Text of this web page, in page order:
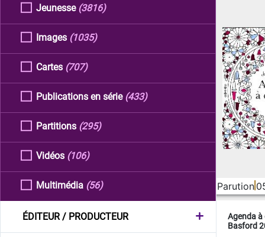
Jeunesse (3816)
Images (1035)
Cartes (707)
Publications en série (433)
Partitions (295)
Vidéos (106)
Multimédia (56)
ÉDITEUR / PRODUCTEUR
Parution
Agenda
Basford